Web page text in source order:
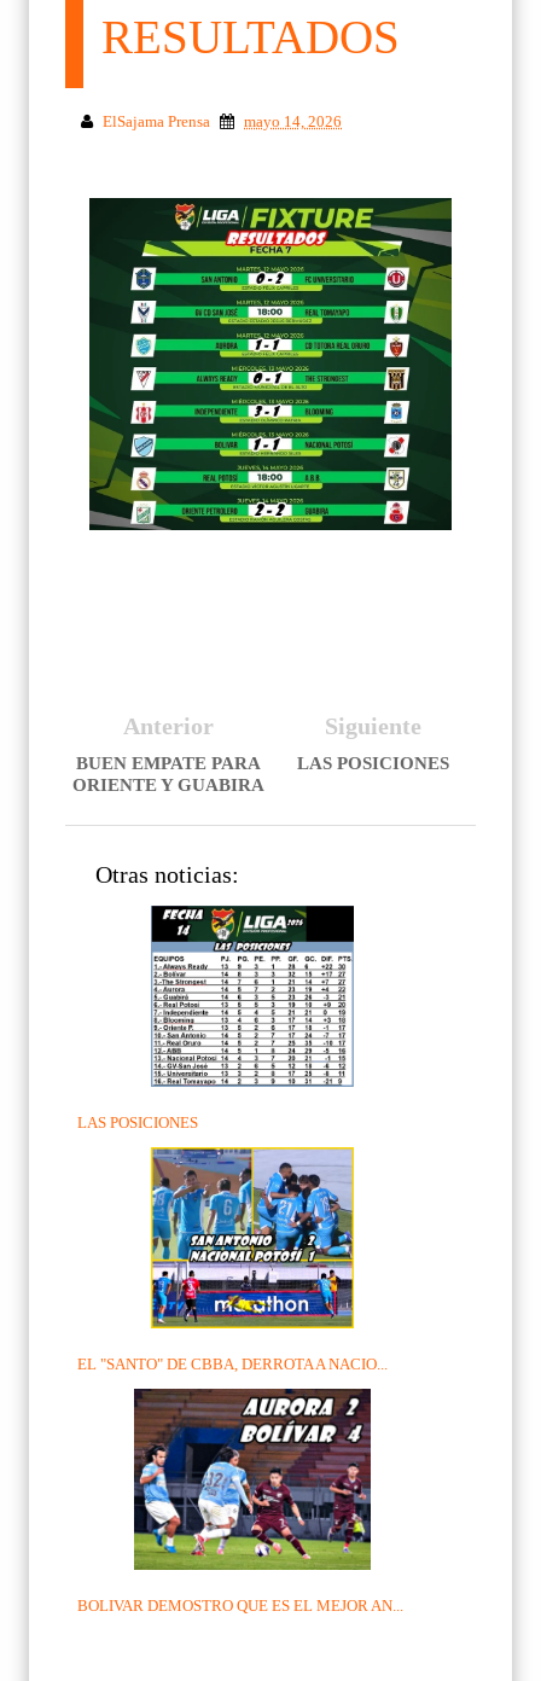
RESULTADOS
ElSajama Prensa mayo 14, 2026
Siguiente
LAS POSICIONES
Anterior
BUEN EMPATE PARA
ORIENTE Y GUABIRA
Otras noticias:
LAS POSICIONES
EL "SANTO" DE CBBA, DERROTA A NACIO...
BOLIVAR DEMOSTRO QUE ES EL MEJOR AN...